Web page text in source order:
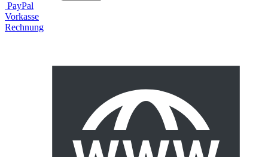
PayPal
Vorkasse
Rechnung